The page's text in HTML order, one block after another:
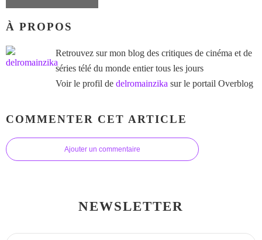
À PROPOS
Retrouvez sur mon blog des critiques de cinéma et de
séries télé du monde entier tous les jours
Voir le profil de delromainzika sur le portail Overblog
COMMENTER CET ARTICLE
Ajouter un commentaire
NEWSLETTER